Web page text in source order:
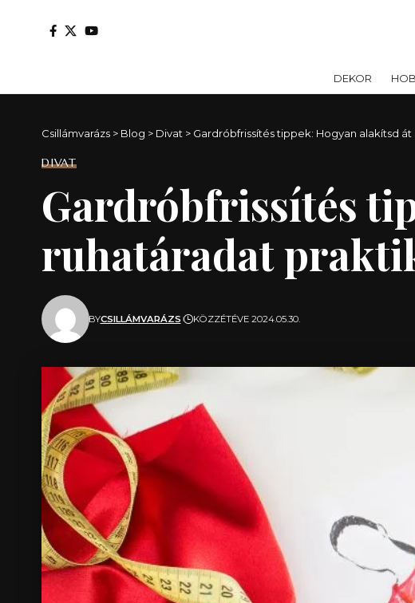
DEKOR
Csillámvarázs > Blog > Divat > Gardróbfrissítés tippek: Hogyan alakítsd
DIVAT
Gardróbfrissítés
ruhatáradat
BYCSILLÁMVARÁZS KÖZZÉTÉVE 2024.05.30.